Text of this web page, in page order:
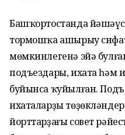
Башҡортостанда
тормошҡа ашырыу
мөмкинлегенә эйә
подъездары, ихата һәм
буйынса ҡуйылған.
ихаталарҙы
йорттарҙағы совет